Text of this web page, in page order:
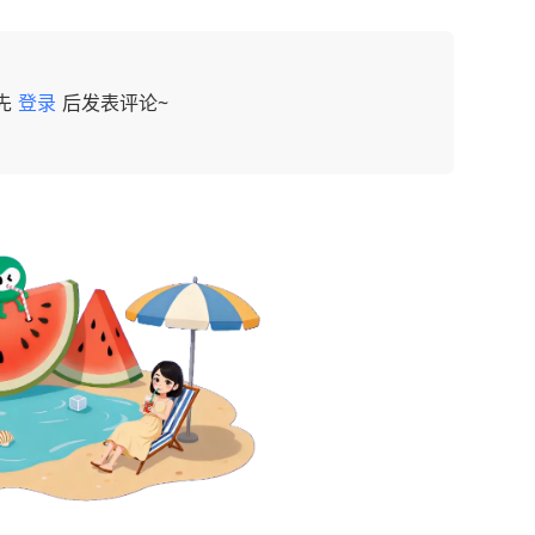
登录 后发表评论~